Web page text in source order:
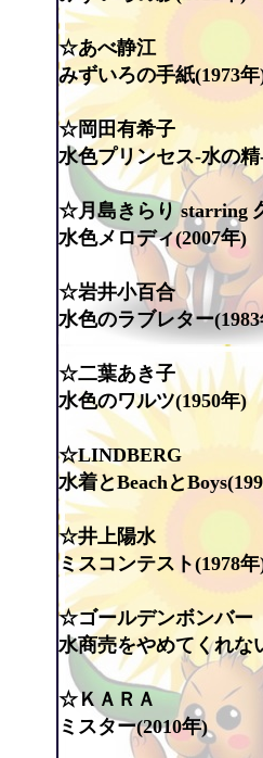
☆あべ静江
みずいろの手紙(1973
☆岡田有希子
水色プリンセス-水の精
☆月島きらり starring
水色メロディ(2007年)
☆岩井小百合
水色のラブレター
☆二葉あき子
水色のワルツ(1950年)
☆LINDBERG
水着とBeachと
☆井上陽水
ミスコンテスト(1978
☆ゴールデンボンバー
水商売をやめてくれな
☆ＫＡＲＡ
ミスター(2010年)